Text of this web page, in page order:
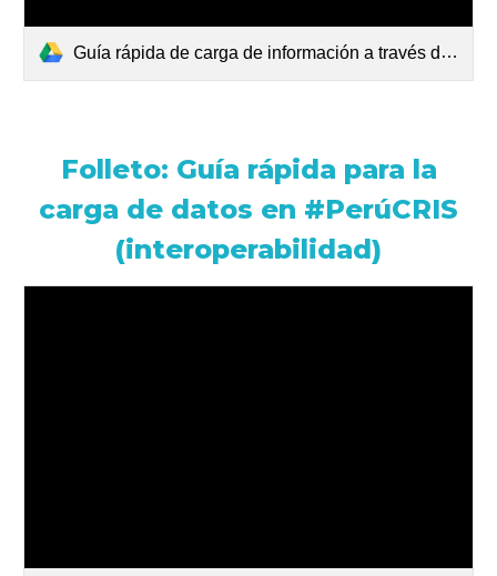
Guía rápida de carga de información a través del Subsistema abr2025.pdf
Folleto: Guía rápida para la
carga de datos en #PerúCRIS
(interoperabilidad)